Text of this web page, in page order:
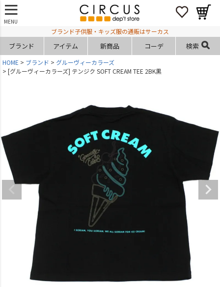
MENU
ブランド子供服・キッズ服の通販はサーカス
ブランド アイテム 新商品 コーデ 検索
HOME ブランド
グルーヴィーカラーズ
[グルーヴィーカラーズ] テンジク SOFT CREAM TEE 2BK黒